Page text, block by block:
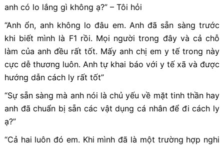
anh có lo lắng gì không ạ?” – Tôi hỏi
“Anh ổn, anh không lo đâu em. Anh đã sẵn sàng trước
khi biết mình là F1 rồi. Mọi người trong đây và cả chỗ
làm của anh đều rất tốt. Mấy anh chị em y tế trong này
cực dễ thương luôn. Anh tự khai báo với y tế xã và được
hướng dẫn cách ly rất tốt”
“Sự sẵn sàng mà anh nói là chủ yếu về mặt tinh thần hay
anh đã chuẩn bị sẵn các vật dụng cá nhân để đi cách ly
ạ?”
“Cả hai luôn đó em. Khi mình đã là một trường hợp nghi